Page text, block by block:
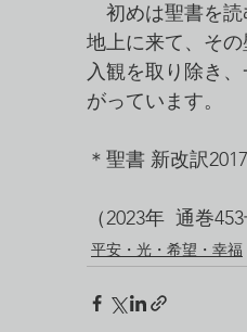
初めは聖書を読
地上に来て、そ
入観を取り除き
がっています。
＊聖書 新改訳
（2023年  通巻453
平安・光・希望・幸福